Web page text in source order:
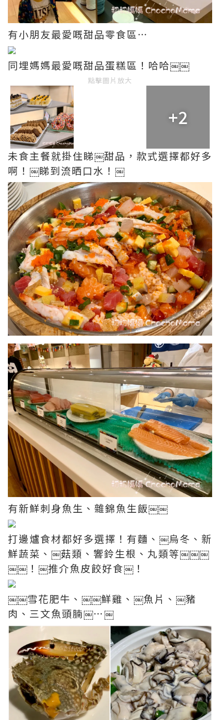
有小朋友最愛嘅甜品零食區⋯
同埋媽媽最愛嘅甜品蛋糕區！哈哈￼￼
點擊圖片放大
+2
未食主餐就掛住睇￼甜品，款式選擇都好多
啊！￼睇到流晒口水！￼
有新鮮刺身魚生、雜錦魚生飯￼￼
打邊爐食材都好多選擇！有麵、￼烏冬、新
鮮蔬菜、￼菇類、響鈴生根、丸類等￼￼￼
￼￼！￼推介魚皮餃好食￼！
￼￼雪花肥牛、￼￼鮮雞、￼魚片、￼豬
肉、三文魚頭腩￼⋯￼